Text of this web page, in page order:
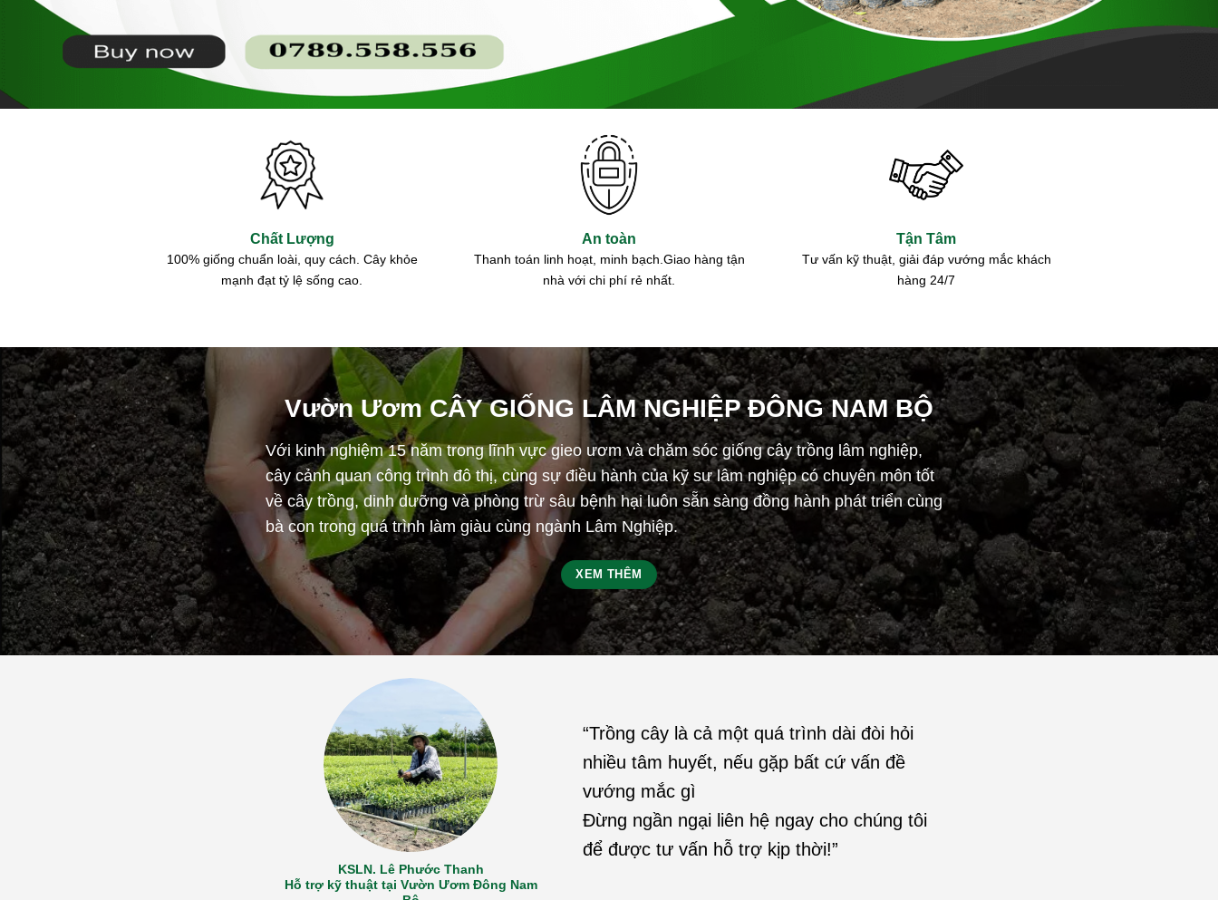
Chất Lượng
100% giống chuẩn loài, quy cách. Cây khỏe
mạnh đạt tỷ lệ sống cao.
An toàn
Thanh toán linh hoạt, minh bạch.Giao hàng tận
nhà với chi phí rẻ nhất.
Tận Tâm
Tư vấn kỹ thuật, giải đáp vướng mắc khách
hàng 24/7
Vườn Ươm CÂY GIỐNG LÂM NGHIỆP ĐÔNG NAM BỘ
Với kinh nghiệm 15 năm trong lĩnh vực gieo ươm và chăm sóc giống cây trồng lâm nghiệp,
cây cảnh quan công trình đô thị, cùng sự điều hành của kỹ sư lâm nghiệp có chuyên môn tốt
về cây trồng, dinh dưỡng và phòng trừ sâu bệnh hại luôn sẵn sàng đồng hành phát triển cùng
bà con trong quá trình làm giàu cùng ngành Lâm Nghiệp.
XEM THÊM
KSLN. Lê Phước Thanh
Hỗ trợ kỹ thuật tại Vườn Ươm Đông Nam
“Trồng cây là cả một quá trình dài đòi hỏi
nhiều tâm huyết, nếu gặp bất cứ vấn đề
vướng mắc gì
Đừng ngần ngại liên hệ ngay cho chúng tôi
để được tư vấn hỗ trợ kịp thời!”